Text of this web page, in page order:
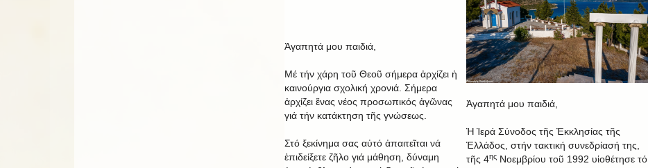
Ἀγαπητά μου παιδιά,
Μέ τήν χάρη τοῦ Θεοῦ σήμερα ἀρχίζει ἡ
καινούργια σχολική χρονιά. Σήμερα
ἀρχίζει ἕνας νέος προσωπικός ἀγῶνας
γιά τήν κατάκτηση τῆς γνώσεως.
Στό ξεκίνημα σας αὐτό ἀπαιτεῖται νά
ἐπιδείξετε ζῆλο γιά μάθηση, δύναμη
Ἀγαπητά μου παιδιά,
Ἡ Ἱερά Σύνοδος τῆς Ἐκκλησίας τῆς
Ἑλλάδος, στήν τακτική συνεδρίασή της,
τῆς 4ης Νοεμβρίου τοῦ 1992 υἱοθέτησε τό